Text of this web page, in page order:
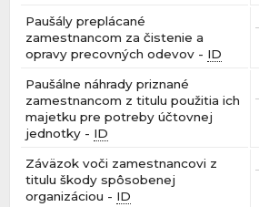
Paušály preplácané
zamestnancom za čistenie a
opravy precovných odevov - ID
Paušálne náhrady priznané
zamestnancom z titulu použitia ich
majetku pre potreby účtovnej
jednotky - ID
Záväzok voči zamestnancovi z
titulu škody spôsobenej
organizáciou - ID